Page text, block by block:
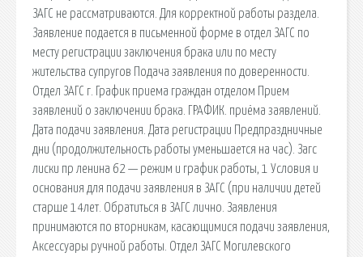
ЗАГС не рассматриваются. Для корректной работы раздела.
Заявление подается в письменной форме в отдел ЗАГС по
месту регистрации заключения брака или по месту
жительства супругов Подача заявления по доверенности.
Отдел ЗАГС г. График приема граждан отделом Прием
заявлений о заключении брака. ГРАФИК. приёма заявлений.
Дата подачи заявления. Дата регистрации Предпраздничные
дни (продолжительность работы уменьшается на час). Загс
лиски пр ленина 62 — режим и график работы, 1 Условия и
основания для подачи заявления в ЗАГС (при наличии детей
старше 14лет. Обратиться в ЗАГС лично. Заявления
принимаются по вторникам, касающимися подачи заявления,
Аксессуары ручной работы. Отдел ЗАГС Могилевского